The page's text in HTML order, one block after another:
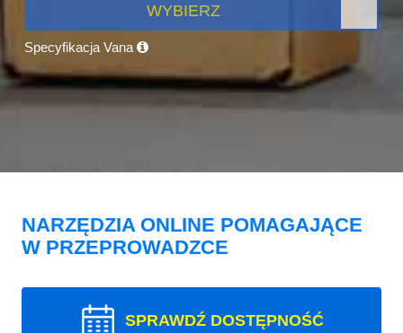
WYBIERZ
Specyfikacja Vana
NARZĘDZIA ONLINE POMAGAJĄCE
W PRZEPROWADZCE
SPRAWDŹ DOSTĘPNOŚĆ